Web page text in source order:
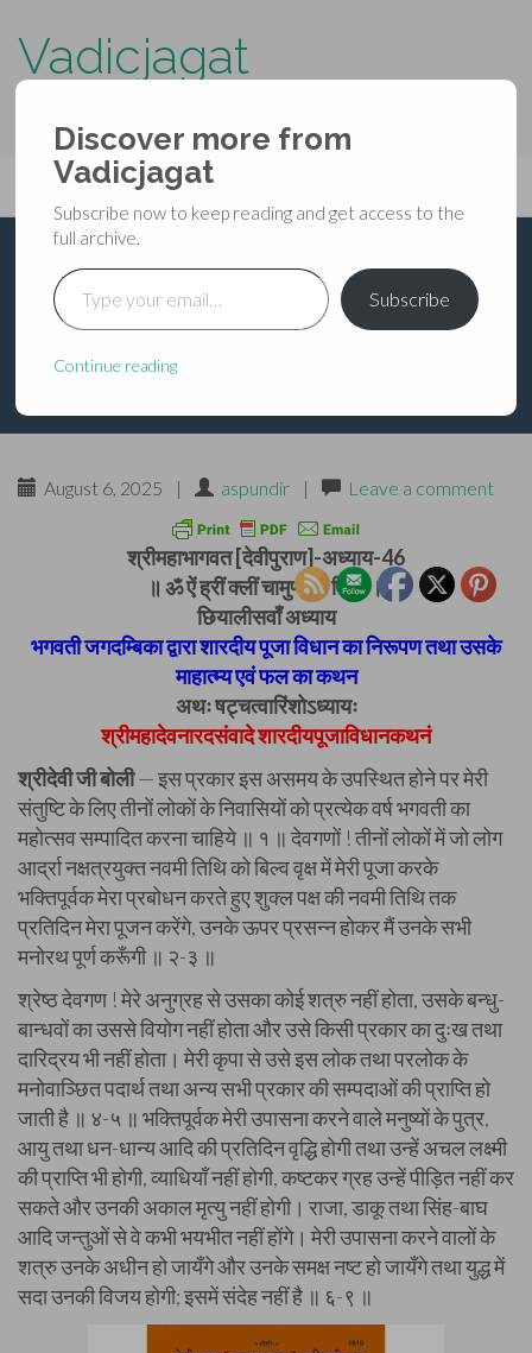
Vadicjagat
Primary
Menu
content
Vadicjagat
श्रीमहाभागवत [देवीपुराण]-
अध्याय-46
August 6, 2025 | aspundir | Leave a comment
श्रीमहाभागवत [देवीपुराण]-अध्याय-46
॥ ॐ ऐं ह्रीं क्लीं चामुण्डायै विच्चे ॥
छियालीसवाँ अध्याय
भगवती जगदम्बिका द्वारा शारदीय पूजा विधान का निरूपण तथा उसके
माहात्म्य एवं फल का कथन
अथः षट्चत्वारिंशोऽध्यायः
श्रीमहादेवनारदसंवादे शारदीयपूजाविधानकथनं
श्रीदेवी जी बोली— इस प्रकार इस असमय के उपस्थित होने पर मेरी
संतुष्टि के लिए तीनों लोकों के निवासियों को प्रत्येक वर्ष भगवती का
महोत्सव सम्पादित करना चाहिये ॥ १ ॥ देवगणों ! तीनों लोकों में जो लोग
आर्द्रा नक्षत्रयुक्त नवमी तिथि को बिल्व वृक्ष में मेरी पूजा करके
भक्तिपूर्वक मेरा प्रबोधन करते हुए शुक्ल पक्ष की नवमी तिथि तक
प्रतिदिन मेरा पूजन करेंगे, उनके ऊपर प्रसन्न होकर मैं उनके सभी
मनोरथ पूर्ण करूँगी ॥ २-३ ॥
श्रेष्ठ देवगण ! मेरे अनुग्रह से उसका कोई शत्रु नहीं होता, उसके बन्धु-
बान्धवों का उससे वियोग नहीं होता और उसे किसी प्रकार का दुःख तथा
दारिद्रय भी नहीं होता। मेरी कृपा से उसे इस लोक तथा परलोक के
मनोवाञ्छित पदार्थ तथा अन्य सभी प्रकार की सम्पदाओं की प्राप्ति हो
जाती है ॥ ४-५ ॥ भक्तिपूर्वक मेरी उपासना करने वाले मनुष्यों के पुत्र,
आयु तथा धन-धान्य आदि की प्रतिदिन वृद्धि होगी तथा उन्हें अचल लक्ष्मी
की प्राप्ति भी होगी, व्याधियाँ नहीं होगी, कष्टकर ग्रह उन्हें पीड़ित नहीं कर
सकते और उनकी अकाल मृत्यु नहीं होगी। राजा, डाकू तथा सिंह-बाघ
आदि जन्तुओं से वे कभी भयभीत नहीं होंगे। मेरी उपासना करने वालों के
शत्रु उनके अधीन हो जायँगे और उनके समक्ष नष्ट हो जायँगे तथा युद्ध में
सदा उनकी विजय होगी; इसमें संदेह नहीं है ॥ ६-९ ॥
Discover more from
Vadicjagat
Subscribe now to keep reading and get access to the
full archive.
Type your email…
Subscribe
Continue reading